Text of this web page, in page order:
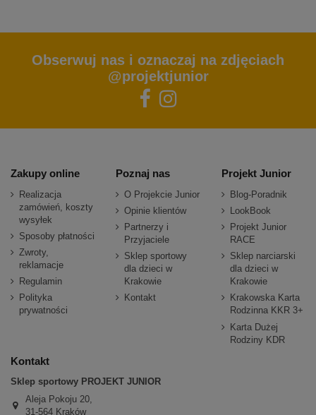
Obserwuj nas i oznaczaj na zdjęciach
@projektjunior
Zakupy online
Realizacja
zamówień, koszty
wysyłek
Sposoby płatności
Zwroty,
reklamacje
Regulamin
Polityka
prywatności
Poznaj nas
O Projekcie Junior
Opinie klientów
Partnerzy i
Przyjaciele
Sklep sportowy
dla dzieci w
Krakowie
Kontakt
Projekt Junior
Blog-Poradnik
LookBook
Projekt Junior
RACE
Sklep narciarski
dla dzieci w
Krakowie
Krakowska Karta
Rodzinna KKR 3+
Karta Dużej
Rodziny KDR
Kontakt
Sklep sportowy PROJEKT JUNIOR
Aleja Pokoju 20,
31-564 Kraków